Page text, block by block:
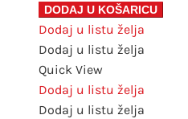
Magnani
Portofino
30x30
količina
DODAJ U KOŠARICU
Dodaj u listu želja
Dodaj u listu želja
Quick View
Dodaj u listu želja
Dodaj u listu želja